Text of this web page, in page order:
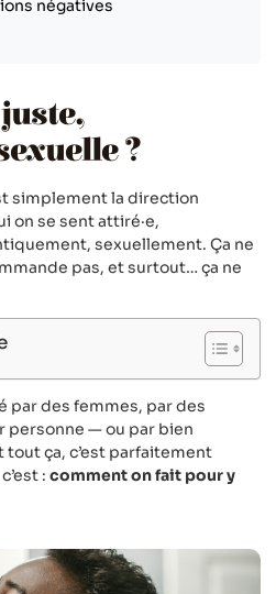
négatives
?
simplement la direction
on se sent attiré·e,
sexuellement. Ça ne
pas, et surtout… ça ne
par des femmes, par des
personne — ou par bien
tout ça, c’est parfaitement
: comment on fait pour y